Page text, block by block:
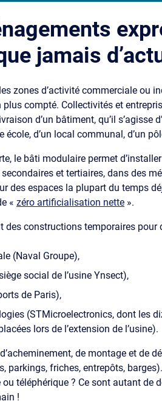
jamais
zones d’activité commerciale ou
compté. Collectivités et
d’un bâtiment, qu’il s’agisse
école, d’un local communal, d’un
le bâti modulaire permet
et tertiaires, dans des
des espaces la plupart du temps
« zéro artificialisation nette ».
des constructions temporaires pour
(Naval Groupe),
social de l’usine Ynsect),
de Paris),
(STMicroelectronics, dont les
lors de l’extension de l’usine).
de montage et de
parkings, friches, entrepôts,
téléphérique ? Ce sont autant de
!